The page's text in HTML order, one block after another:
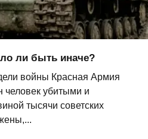
ли быть иначе?
войны Красная Армия
человек убитыми и
тысячи советских